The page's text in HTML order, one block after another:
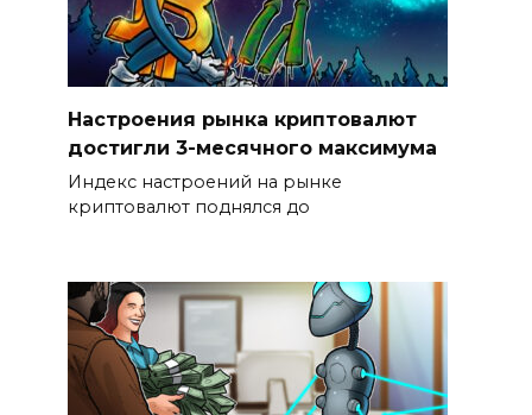
Настроения рынка криптовалют
достигли 3-месячного максимума
Индекс настроений на рынке
криптовалют поднялся до